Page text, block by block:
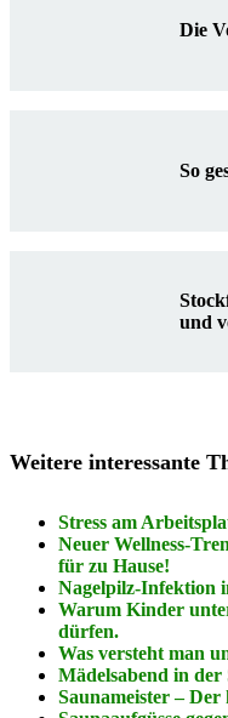
Die
So
und
Weitere interessante
Stress am
Neuer Wellness-
für zu Hause!
Nagelpilz-Infektion
Warum Kinder
dürfen.
Was versteht man
Mädelsabend in der
Saunameister –